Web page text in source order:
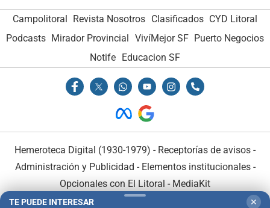
Campolitoral Revista Nosotros Clasificados CYD Litoral
Podcasts Mirador Provincial VivíMejor SF Puerto Negocios
Notife Educacion SF
Hemeroteca Digital (1930-1979) - Receptorías de avisos -
Administración y Publicidad - Elementos institucionales-
Opcionales con El Litoral - MediaKit
TE PUEDE INTERESAR ✕